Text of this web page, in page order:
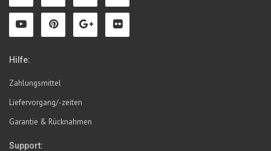
Hilfe:
Zahlungsmittel
Liefervorgang/-zeiten
Garantie & Rücknahmen
Support: